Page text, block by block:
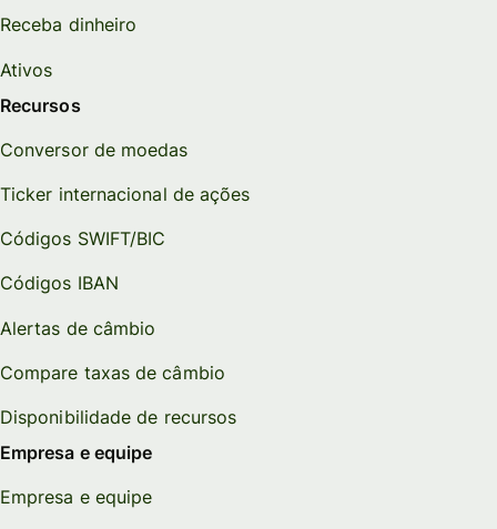
Receba dinheiro
Ativos
Recursos
Conversor de moedas
Ticker internacional de ações
Códigos SWIFT/BIC
Códigos IBAN
Alertas de câmbio
Compare taxas de câmbio
Disponibilidade de recursos
Empresa e equipe
Empresa e equipe